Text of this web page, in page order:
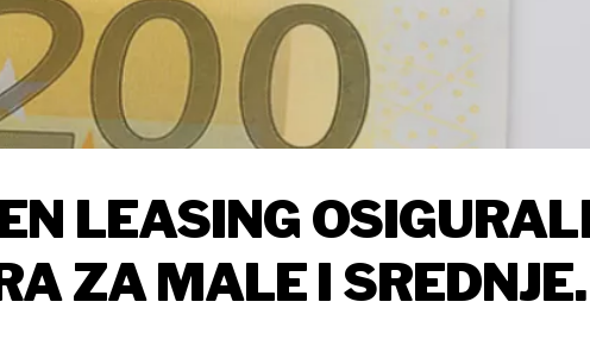
LEASING
ZA MALE I SREDNJE